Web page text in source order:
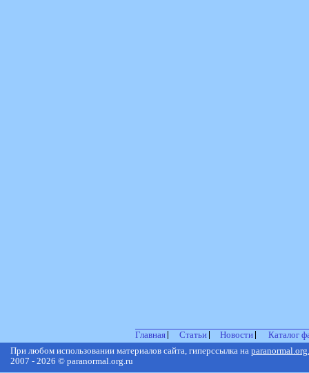
Главная Статьи Новости
Каталог
При любом использовании материалов сайта, гиперссылка на
2007 - 2026 © paranormal.org.ru